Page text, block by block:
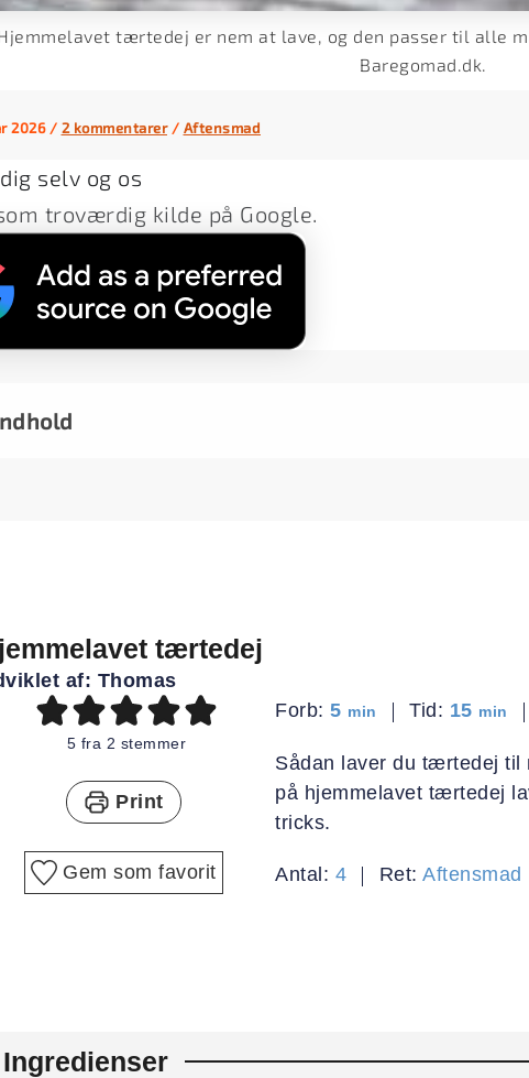
tærtedej er nem at lave, og den passer til alle
Baregomad.dk.
2026/ 2 kommentarer / Aftensmad
selv og os
troværdig kilde på Google.
tærtedej
af: Thomas
5 fra 2 stemmer
Print
Gem som favorit
Forb:5minutter
min Tid: 15 min
Sådan laver du tærtedej til
på hjemmelavet tærtedej
tricks.
Antal: 4 Ret:Aftensmad
Ingredienser